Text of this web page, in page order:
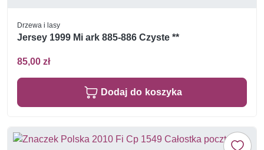
Drzewa i lasy
Jersey 1999 Mi ark 885-886 Czyste **
85,00 zł
Dodaj do koszyka